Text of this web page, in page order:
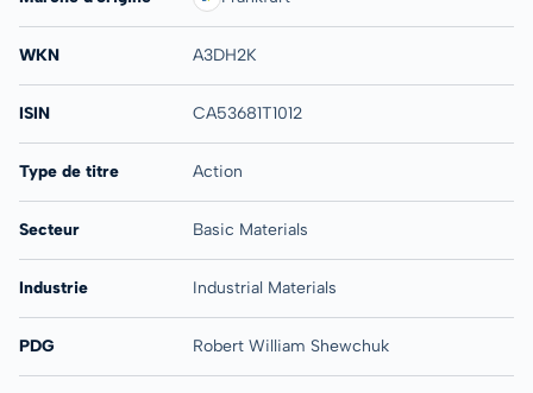
WKN A3DH2K
ISIN CA53681T1012
Type de titre Action
Secteur Basic Materials
Industrie Industrial Materials
PDG Robert William Shewchuk